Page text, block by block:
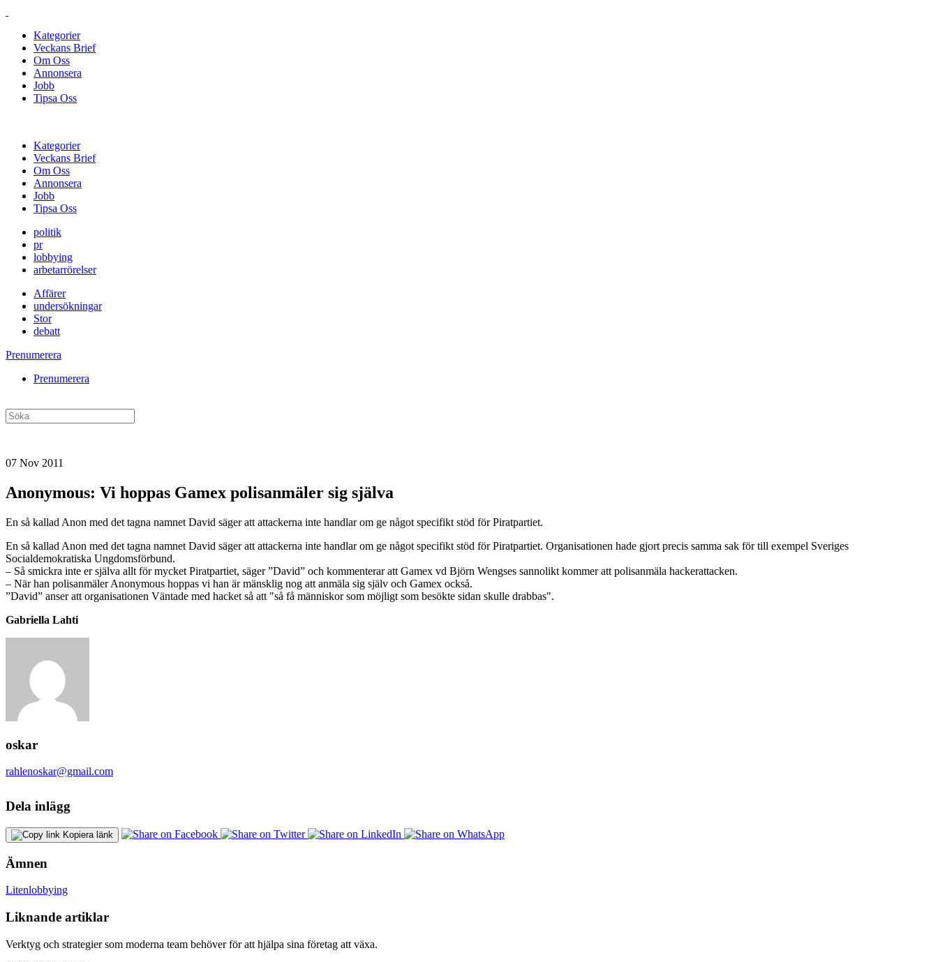
Kategorier
Veckans Brief
Om Oss
Annonsera
Jobb
Tipsa Oss
Kategorier
Veckans Brief
Om Oss
Annonsera
Jobb
Tipsa Oss
politik
pr
lobbying
arbetarrörelser
Affärer
undersökningar
Stor
debatt
Prenumerera
Prenumerera
07 Nov 2011
Anonymous: Vi hoppas Gamex polisanmäler sig själva
En så kallad Anon med det tagna namnet David säger att attackerna inte handlar om ge något specifikt stöd för Piratpartiet.
En så kallad Anon med det tagna namnet David säger att attackerna inte handlar om ge något specifikt stöd för Piratpartiet. Organisationen hade gjort precis samma sak för till exempel Sveriges
Socialdemokratiska Ungdomsförbund.
– Så smickra inte er själva allt för mycket Piratpartiet, säger ”David” och kommenterar att Gamex vd Björn Wengses sannolikt kommer att polisanmäla hackerattacken.
– När han polisanmäler Anonymous hoppas vi han är mänsklig nog att anmäla sig själv och Gamex också.
”David” anser att organisationen Väntade med hacket så att "så få människor som möjligt som besökte sidan skulle drabbas".
Gabriella Lahti
oskar
rahlenoskar@gmail.com
Dela inlägg
Kopiera länk
Ämnen
Litenlobbying
Liknande artiklar
Verktyg och strategier som moderna team behöver för att hjälpa sina företag att växa.